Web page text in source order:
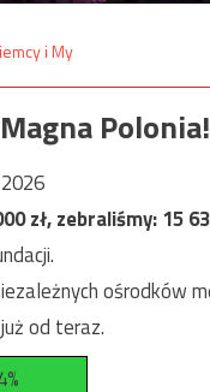
Polonia!
zł, zebraliśmy:15
ośrodków
od teraz.